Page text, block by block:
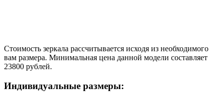
Стоимость зеркала рассчитывается исходя из необходимого
вам размера. Минимальная цена данной модели составляет
23800 рублей.
Индивидуальные размеры: